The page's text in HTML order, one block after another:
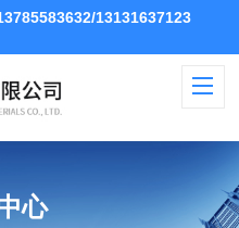
13131637123
心